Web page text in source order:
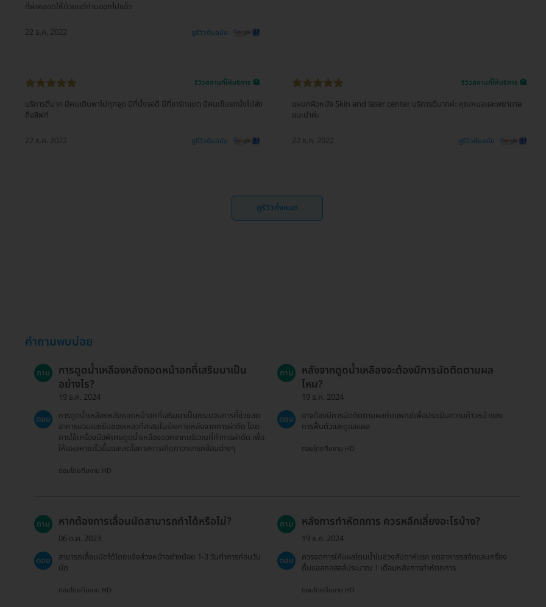
ที่ผ่าคลอดให้ด้วยแต่ท่านออกไปแล้ว
22 ธ.ค. 2022 ดูรีวิวต้นฉบับ
รีวิวสถานที่ให้บริการ 🏥
บริการดีมาก มีคนเดินพาไปทุกจุด มีที่นั่งรอดี มีที่ชาร์ทแบต มีคนเข็นรถนั่งไปส่ง
ถึงลิฟท์
22 ธ.ค. 2022 ดูรีวิวต้นฉบับ
รีวิวสถานที่ให้บริการ 🏥
แผนกผิวหนัง Skin and laser center บริการดีมากค่ะ คุณหมอและพยาบาล
แนะนำค่ะ
22 ธ.ค. 2022 ดูรีวิวต้นฉบับ
ดูรีวิวทั้งหมด
คำถามพบบ่อย
ถาม
การดูดน้ำเหลืองหลังถอดหน้าอกที่เสริมมาเป็น
อย่างไร?
19 ธ.ค. 2024
ตอบ
การดูดน้ำเหลืองหลังถอดหน้าอกที่เสริมมาเป็นกระบวนการที่ช่วยลด
อาการบวมและขับของเหลวที่สะสมในร่างกายหลังจากการผ่าตัด โดย
การใช้เครื่องมือพิเศษดูดน้ำเหลืองออกจากบริเวณที่ทำการผ่าตัด เพื่อ
ให้แผลหายเร็วขึ้นและลดโอกาสการเกิดภาวะแทรกซ้อนต่างๆ
ตอบโดยทีมงาน HD
ถาม
หลังจากดูดน้ำเหลืองจะต้องมีการนัดติดตามผล
ไหม?
19 ธ.ค. 2024
ตอบ
อาจต้องมีการนัดติดตามผลกับแพทย์เพื่อประเมินความก้าวหน้าของ
การฟื้นตัวและดูแลแผล
ตอบโดยทีมงาน HD
ถาม หากต้องการเลื่อนนัดสามารถทำได้หรือไม่?
06 ต.ค. 2023
ตอบ
สามารถเลื่อนนัดได้โดยแจ้งล่วงหน้าอย่างน้อย 1-3 วันทำการก่อนวัน
นัด
ตอบโดยทีมงาน HD
ถาม หลังการทำหัตถการ ควรหลีกเลี่ยงอะไรบ้าง?
19 ธ.ค. 2024
ตอบ
ควรงดการให้แผลโดนน้ำในช่วงสัปดาห์แรก งดอาหารรสจัดและเครื่อง
ดื่มแอลกอฮอล์ประมาณ 1 เดือนหลังการทำหัตถการ
ตอบโดยทีมงาน HD